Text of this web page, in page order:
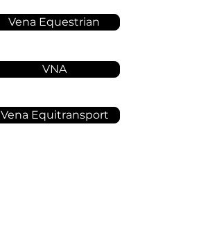
Vena Equestrian
VNA
Vena Equitransport